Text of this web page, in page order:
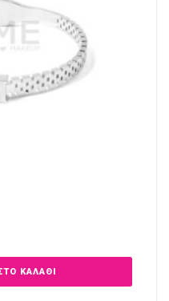
ΚΑΛΆΘΙ